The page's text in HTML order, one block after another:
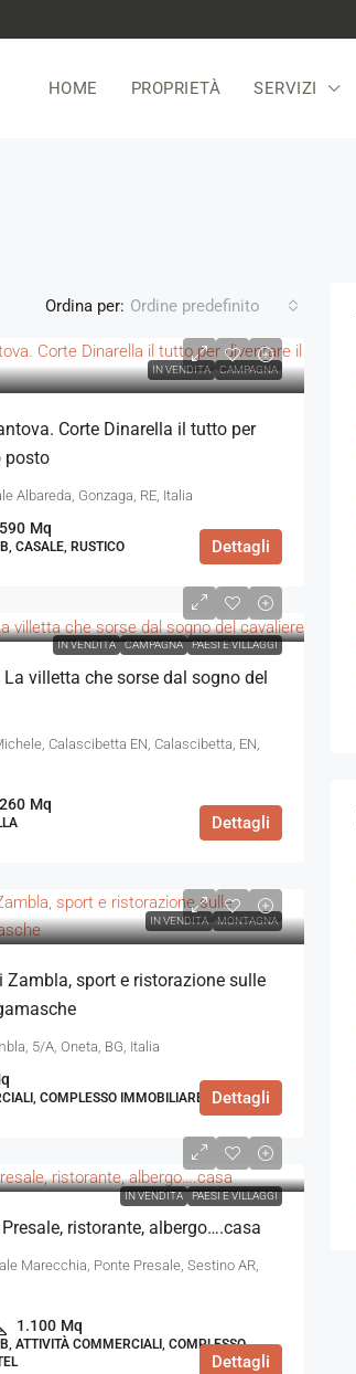
HOME PROPRIETÀ SERVIZI
Ordina per: Ordine predefinito
IN VENDITA CAMPAGNA
Corte Dinarella il tutto per
posto
Albareda, Gonzaga, RE, Italia
590 Mq
CASALE, RUSTICO Dettagli
IN VENDITA CAMPAGNA PAESI E VILLAGGI
villetta che sorse dal sogno del
Calascibetta EN, Calascibetta, EN,
260 Mq
Dettagli
IN VENDITA MONTAGNA
Zambla, sport e ristorazione sulle
5/A, Oneta, BG, Italia
COMPLESSO IMMOBILIARE Dettagli
IN VENDITA PAESI E VILLAGGI
ristorante, albergo….casa
Marecchia, Ponte Presale, Sestino AR,
1.100 Mq
ATTIVITÀ COMMERCIALI, COMPLESSO
Dettagli